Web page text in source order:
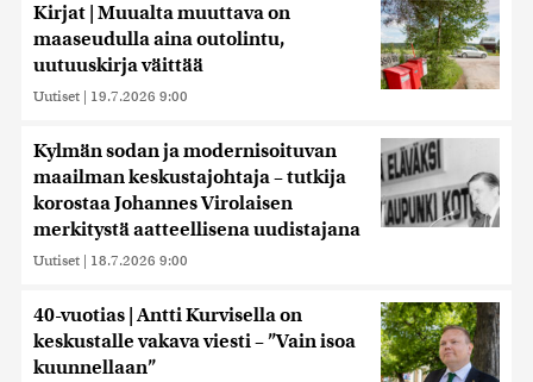
Kirjat | Muualta muuttava on
maaseudulla aina outolintu,
uutuuskirja väittää
Uutiset | 19.7.2026 9:00
Kylmän sodan ja modernisoituvan
maailman keskustajohtaja – tutkija
korostaa Johannes Virolaisen
merkitystä aatteellisena uudistajana
Uutiset | 18.7.2026 9:00
40-vuotias | Antti Kurvisella on
keskustalle vakava viesti – ”Vain isoa
kuunnellaan”